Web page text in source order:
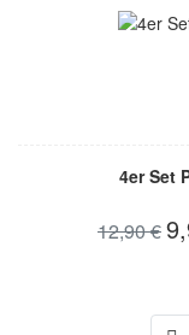
4er Set
12,90 €